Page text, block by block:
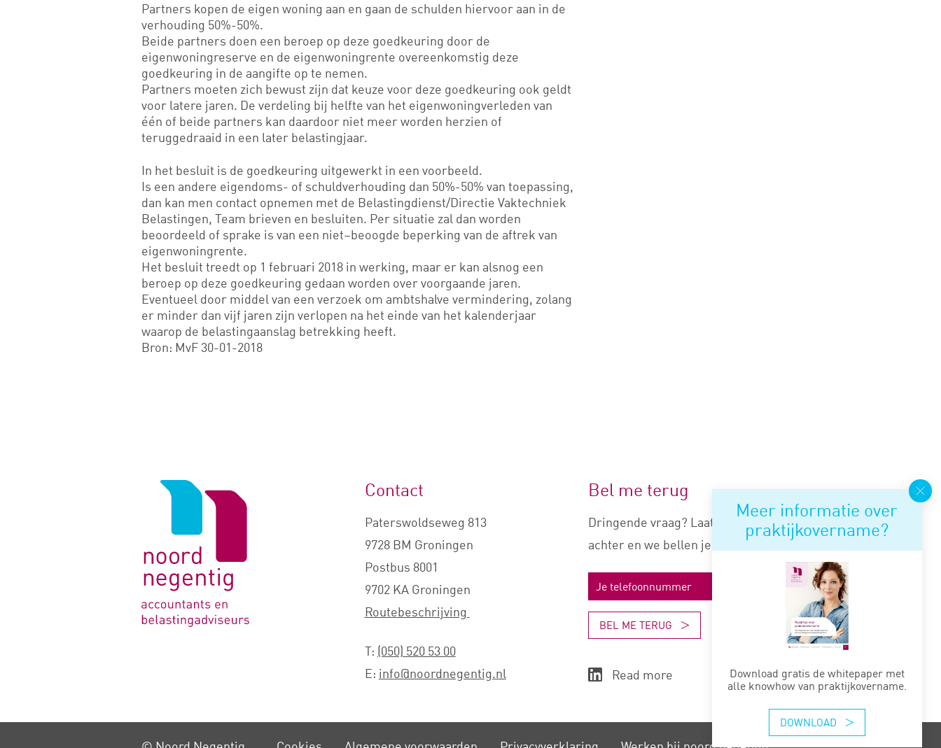
Partners kopen de eigen woning aan en gaan de schulden hiervoor aan in de
verhouding 50%-50%.
Beide partners doen een beroep op deze goedkeuring door de
eigenwoningreserve en de eigenwoningrente overeenkomstig deze
goedkeuring in de aangifte op te nemen.
Partners moeten zich bewust zijn dat keuze voor deze goedkeuring ook geldt
voor latere jaren. De verdeling bij helfte van het eigenwoningverleden van
één of beide partners kan daardoor niet meer worden herzien of
teruggedraaid in een later belastingjaar.
In het besluit is de goedkeuring uitgewerkt in een voorbeeld.
Is een andere eigendoms- of schuldverhouding dan 50%-50% van toepassing,
dan kan men contact opnemen met de Belastingdienst/Directie Vaktechniek
Belastingen, Team brieven en besluiten. Per situatie zal dan worden
beoordeeld of sprake is van een niet–beoogde beperking van de aftrek van
eigenwoningrente.
Het besluit treedt op 1 februari 2018 in werking, maar er kan alsnog een
beroep op deze goedkeuring gedaan worden over voorgaande jaren.
Eventueel door middel van een verzoek om ambtshalve vermindering, zolang
er minder dan vijf jaren zijn verlopen na het einde van het kalenderjaar
waarop de belastingaanslag betrekking heeft.
Bron: MvF 30-01-2018
Meer informatie over
praktijkovername?
Download gratis de whitepaper met
alle knowhow van praktijkovername.
DOWNLOAD
Logo
Contact
Paterswoldseweg 813
9728 BM Groningen
Postbus 8001
9702 KA Groningen
Routebeschrijving
T: (050) 520 53 00
E: info@noordnegentig.nl
Bel me terug
Dringende vraag? Laat je nummer
achter en we bellen je snel terug.
BEL ME TERUG
Read more